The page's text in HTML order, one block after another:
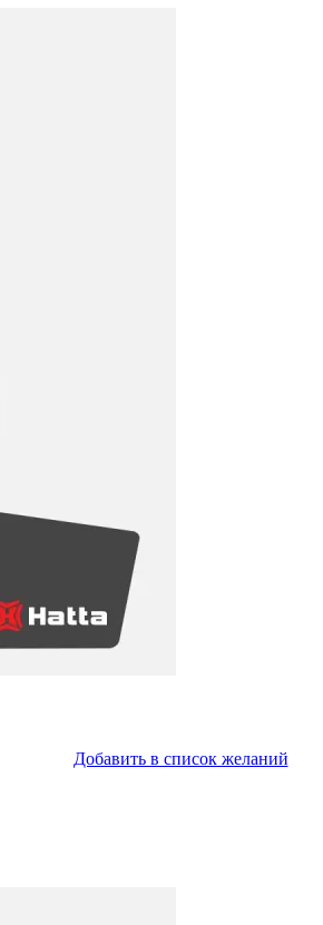
Добавить в список желаний